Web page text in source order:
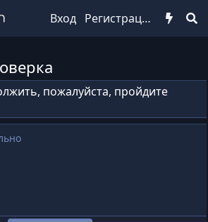
Вход Регистрация
пожалуйста, пройдите